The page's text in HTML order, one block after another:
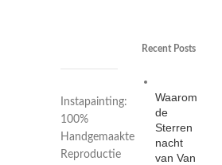
Instapainting:
100%
Handgemaakte
Reproductie
Recent Posts
Waarom
de
Sterren
nacht
van Van